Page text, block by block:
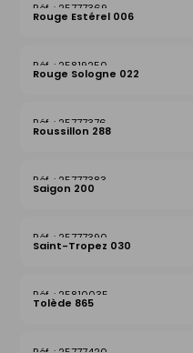
25777369
Rouge Estérel 006
25819250
Rouge Sologne 022
25777376
Roussillon 288
25777383
Saigon 200
25777390
Saint-Tropez 030
25810035
Tolède 865